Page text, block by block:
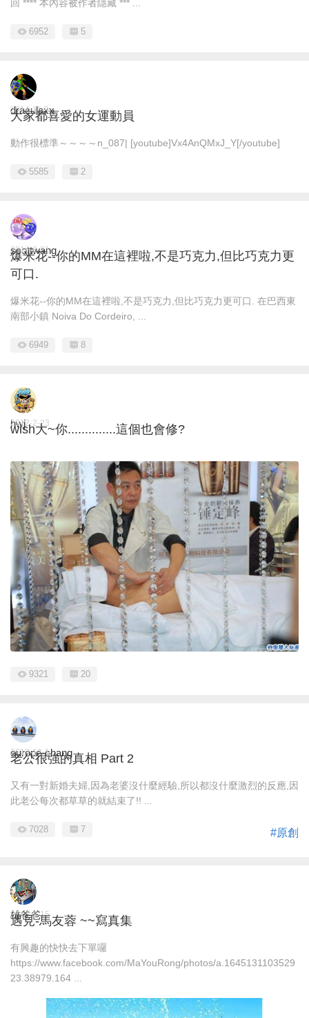
回 **** 本內容被作者隱藏 *** ...
6952 5
draculaxx
2014-11-9
大家都喜愛的女運動員
動作很標準～～～～n_087| [youtube]Vx4AnQMxJ_Y[/youtube]
5585 2
scottwang
2014-8-31
爆米花--你的MM在這裡啦,不是巧克力,但比巧克力更
可口.
爆米花--你的MM在這裡啦,不是巧克力,但比巧克力更可口. 在巴西東
南部小鎮 Noiva Do Cordeiro, ...
6949 8
hwj
2012-2-23
wish大~你..............這個也會修?
9321 20
europe-chang
2013-12-1
老公很強的真相 Part 2
又有一對新婚夫婦,因為老婆沒什麼經驗,所以都沒什麼激烈的反應,因
此老公每次都草草的就結束了!! ...
#原創
7028 7
雄爸爸
2014-9-15
遇見-馬友蓉 ~~寫真集
有興趣的快快去下單囉
https://www.facebook.com/MaYouRong/photos/a.1645131103529
23.38979.164 ...